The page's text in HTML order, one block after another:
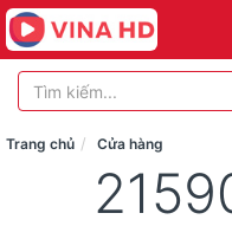
Trang chủ Cửa hàng